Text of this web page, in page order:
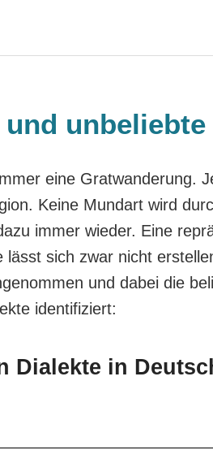
eine Gratwanderung.
Keine Mundart wird
immer wieder. Eine
lässt sich zwar nicht
und dabei die
identifiziert:
Dialekte in